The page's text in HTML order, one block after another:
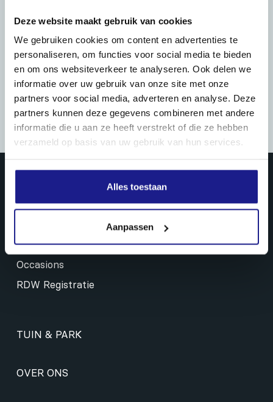
Deze website maakt gebruik van cookies
We gebruiken cookies om content en advertenties te
personaliseren, om functies voor social media te bieden
en om ons websiteverkeer te analyseren. Ook delen we
informatie over uw gebruik van onze site met onze
partners voor social media, adverteren en analyse. Deze
partners kunnen deze gegevens combineren met andere
informatie die u aan ze heeft verstrekt of die ze hebben
verzameld op basis van uw gebruik van hun services.
Alles toestaan
Aanpassen
PRODUCTEN & DIENSTEN
Landbouw mechanisatie
Onderhoud & reiniging
Occasions
RDW Registratie
TUIN & PARK
OVER ONS